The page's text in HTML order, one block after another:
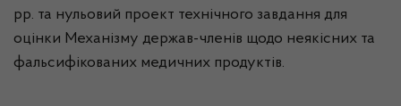
рр. та нульовий проект технічного завдання для
оцінки Механізму держав-членів щодо неякісних та
фальсифікованих медичних продуктів.